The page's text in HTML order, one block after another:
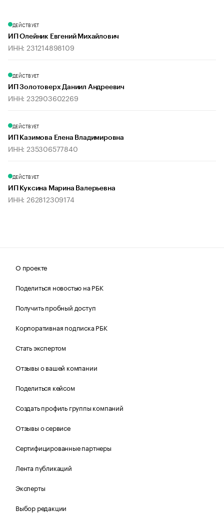
ДЕЙСТВУЕТ
ИП Олейник Евгений Михайлович
ИНН: 231214898109
ДЕЙСТВУЕТ
ИП Золотоверх Даниил Андреевич
ИНН: 232903602269
ДЕЙСТВУЕТ
ИП Казимова Елена Владимировна
ИНН: 235306577840
ДЕЙСТВУЕТ
ИП Куксина Марина Валерьевна
ИНН: 262812309174
О проекте
Поделиться новостью на РБК
Получить пробный доступ
Корпоративная подписка РБК
Стать экспертом
Отзывы о вашей компании
Поделиться кейсом
Создать профиль группы компаний
Отзывы о сервисе
Сертифицированные партнеры
Лента публикаций
Эксперты
Выбор редакции